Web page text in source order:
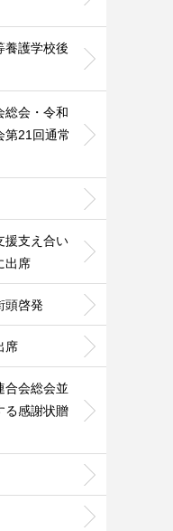
養護学校後
総会・令和
第21回通常
援支え合い
出席
頭啓発
席
合会総会並
る感謝状贈